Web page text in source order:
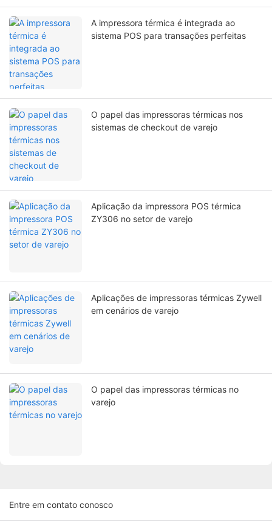
A impressora térmica é integrada ao
sistema POS para transações perfeitas
O papel das impressoras térmicas nos
sistemas de checkout de varejo
Aplicação da impressora POS térmica
ZY306 no setor de varejo
Aplicações de impressoras térmicas Zywell
em cenários de varejo
O papel das impressoras térmicas no
varejo
Entre em contato conosco